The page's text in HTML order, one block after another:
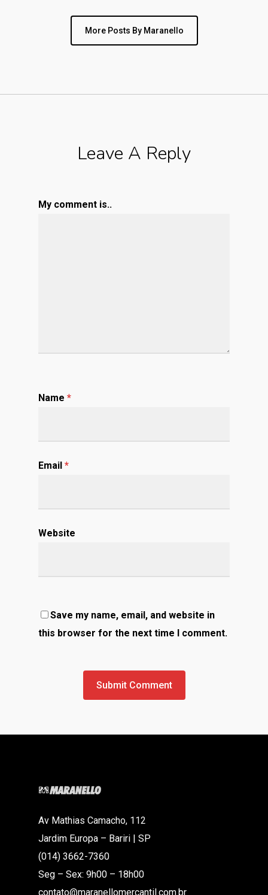
More Posts By Maranello
Leave A Reply
My comment is..
Name *
Email *
Website
Save my name, email, and website in
this browser for the next time I comment.
Av Mathias Camacho, 112
Jardim Europa – Bariri | SP
(014) 3662-7360
Seg – Sex: 9h00 – 18h00
contato@maranellomercantil.com.br